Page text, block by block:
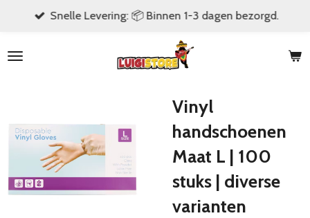
naar
Snelle Levering: 📦 Binnen 1-3 dagen bezorgd.
Vinyl
handschoenen
Maat L | 100
stuks | diverse
varianten